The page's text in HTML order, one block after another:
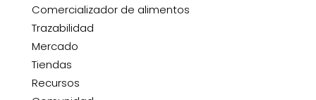
Comercializador de alimentos
Trazabilidad
Mercado
Tiendas
Recursos